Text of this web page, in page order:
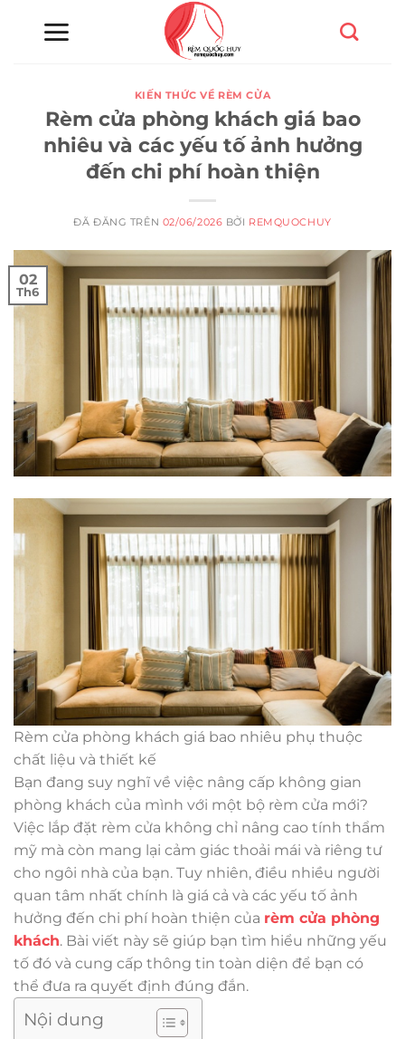
KIẾN THỨC VỀ RÈM CỬA
Rèm cửa phòng khách giá bao
nhiêu và các yếu tố ảnh hưởng
đến chi phí hoàn thiện
ĐÃ ĐĂNG TRÊN 02/06/2026 BỞI REMQUOCHUY
02
Th6
Rèm cửa phòng khách giá bao nhiêu phụ thuộc
chất liệu và thiết kế
Bạn đang suy nghĩ về việc nâng cấp không gian
phòng khách của mình với một bộ rèm cửa mới?
Việc lắp đặt rèm cửa không chỉ nâng cao tính thẩm
mỹ mà còn mang lại cảm giác thoải mái và riêng tư
cho ngôi nhà của bạn. Tuy nhiên, điều nhiều người
quan tâm nhất chính là giá cả và các yếu tố ảnh
hưởng đến chi phí hoàn thiện của rèm cửa phòng
khách. Bài viết này sẽ giúp bạn tìm hiểu những yếu
tố đó và cung cấp thông tin toàn diện để bạn có
thể đưa ra quyết định đúng đắn.
Nội dung